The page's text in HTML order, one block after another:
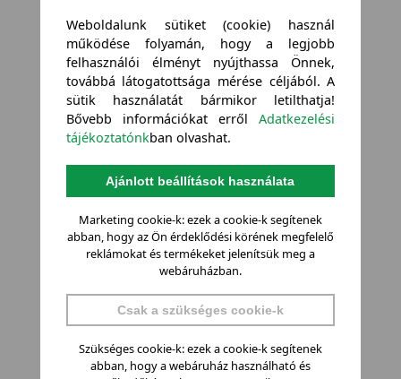
Weboldalunk sütiket (cookie) használ
működése folyamán, hogy a legjobb
felhasználói élményt nyújthassa Önnek,
továbbá látogatottsága mérése céljából. A
sütik használatát bármikor letilthatja!
Bővebb információkat errőlAdatkezelési
tájékoztatónkban olvashat.
Ajánlott beállítások használata
Marketing cookie-k: ezek a cookie-k segítenek
abban, hogy az Ön érdeklődési körének megfelelő
reklámokat és termékeket jelenítsük meg a
webáruházban.
Csak a szükséges cookie-k
Szükséges cookie-k: ezek a cookie-k segítenek
abban, hogy a webáruház használható és